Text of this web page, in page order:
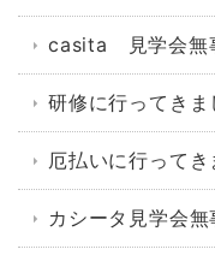
casita 見学会無
研修に行ってきま
厄払いに行ってき
カシータ見学会